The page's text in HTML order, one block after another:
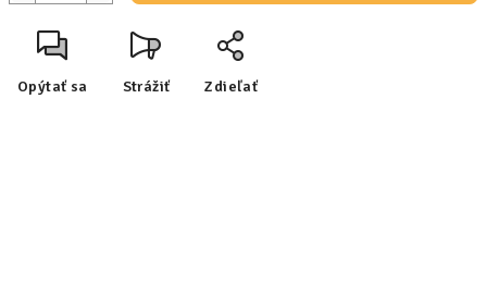
Opýtať sa Strážiť Zdieľať